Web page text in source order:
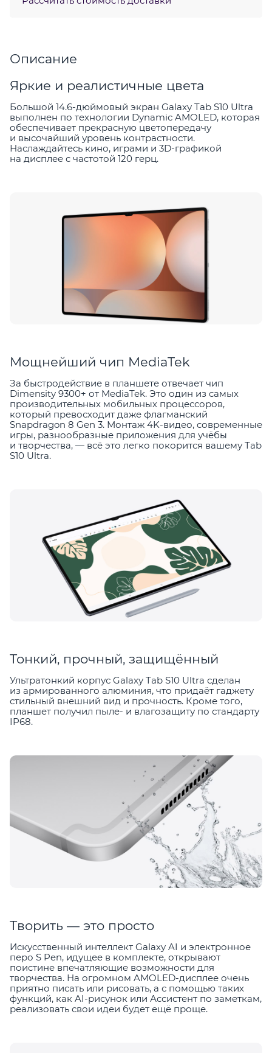
Описание
Яркие и реалистичные цвета
Большой 14.6-дюймовый экран Galaxy Tab S10 Ultra
выполнен по технологии Dynamic AMOLED, которая
обеспечивает прекрасную цветопередачу
и высочайший уровень контрастности.
Наслаждайтесь кино, играми и 3D-графикой
на дисплее с частотой 120 герц.
Мощнейший чип MediaTek
За быстродействие в планшете отвечает чип
Dimensity 9300+ от MediaTek. Это один из самых
производительных мобильных процессоров,
который превосходит даже флагманский
Snapdragon 8 Gen 3. Монтаж 4K-видео, современные
игры, разнообразные приложения для учёбы
и творчества, — всё это легко покорится вашему Tab
S10 Ultra.
Тонкий, прочный, защищённый
Ультратонкий корпус Galaxy Tab S10 Ultra сделан
из армированного алюминия, что придаёт гаджету
стильный внешний вид и прочность. Кроме того,
планшет получил пыле- и влагозащиту по стандарту
IP68.
Творить — это просто
Искусственный интеллект Galaxy AI и электронное
перо S Pen, идущее в комплекте, открывают
поистине впечатляющие возможности для
творчества. На огромном AMOLED-дисплее очень
приятно писать или рисовать, а с помощью таких
функций, как AI-рисунок или Ассистент по заметкам,
реализовать свои идеи будет ещё проще.